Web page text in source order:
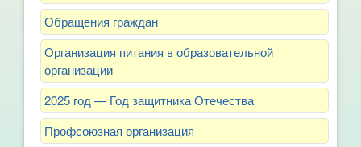
Обращения граждан
Организация питания в образовательной
организации
2025 год — Год защитника Отечества
Профсоюзная организация